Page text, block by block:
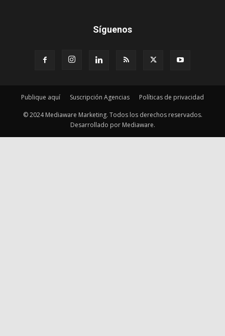
Síguenos
Publique aquí Suscripción Agencias Políticas de privacidad
© 2024 Mediaware Marketing. Todos los derechos reservados.
Desarrollado por Mediaware.